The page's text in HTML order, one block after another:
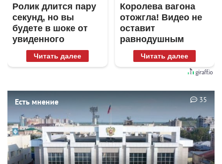
Ролик длится пару
секунд, но вы
будете в шоке от
увиденного
Читать далее
Королева вагона
отожгла! Видео не
оставит
равнодушным
Читать далее
Есть мнение 35